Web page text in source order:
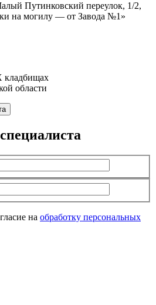
Путинковский переулок, 1/2,
на могилу — от Завода №1»
кладбищах
области
на обработку персональных